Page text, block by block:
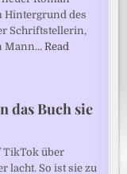
Hintergrund des
Schriftstellerin,
Mann…Read
das Buch sie
TikTok über
lacht. So ist sie zu